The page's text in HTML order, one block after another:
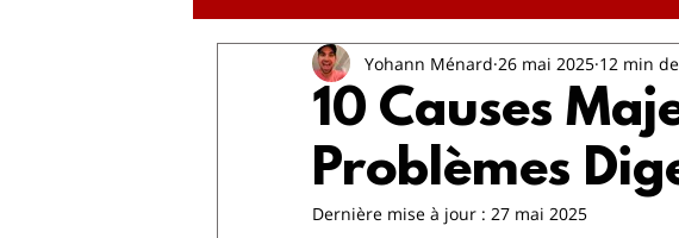
Activité Physique Microbiote
10 Causes
Problèmes
Yohann Ménard 26 mai 2025 12 min
Dernière mise à jour : 27 mai 2025